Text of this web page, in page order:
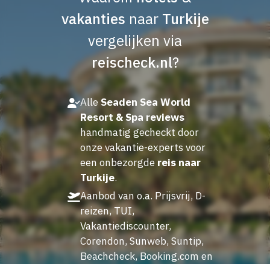
vakanties naar Turkije
vergelijken via
reischeck.nl?
AlleSeaden Sea World
Resort & Spa reviews
handmatig gecheckt door
onze vakantie-experts voor
een onbezorgde reis naar
Turkije.
Aanbod van o.a. Prijsvrij, D-
reizen, TUI,
Vakantiediscounter,
Corendon, Sunweb, Suntip,
Beachcheck, Booking.com en